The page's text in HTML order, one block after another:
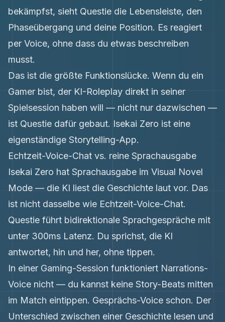
bekämpfst, sieht Questie die Lebensleiste, den
Phaseübergang und deine Position. Es reagiert
per Voice, ohne dass du etwas beschreiben
musst.
Das ist die größte Funktionslücke. Wenn du ein
Gamer bist, der KI-Roleplay direkt in seiner
Spielsession haben will — nicht nur dazwischen —
ist Questie dafür gebaut. Isekai Zero ist eine
eigenständige Storytelling-App.
Echtzeit-Voice-Chat vs. reine Sprachausgabe
Isekai Zero hat Sprachausgabe im Visual Novel
Mode — die KI liest die Geschichte laut vor. Das
ist nicht dasselbe wie Echtzeit-Voice-Chat.
Questie führt bidirektionale Sprachgespräche mit
unter 300ms Latenz. Du sprichst, die KI
antwortet, hin und her, ohne tippen.
In einer Gaming-Session funktioniert Narrations-
Voice nicht — du kannst keine Story-Beats mitten
im Match eintippen. Gesprächs-Voice schon. Der
Unterschied zwischen einer Geschichte lesen und